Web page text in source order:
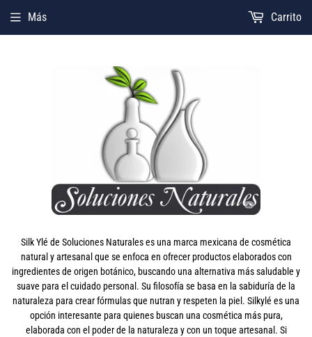
Silk Ylé de Soluciones Naturales es una marca mexicana de cosmética
natural y artesanal que se enfoca en ofrecer productos elaborados con
ingredientes de origen botánico, buscando una alternativa más saludable y
suave para el cuidado personal. Su filosofía se basa en la sabiduría de la
naturaleza para crear fórmulas que nutran y respeten la piel. Silkylé es una
opción interesante para quienes buscan una cosmética más pura,
elaborada con el poder de la naturaleza y con un toque artesanal. Si
Más Carrito